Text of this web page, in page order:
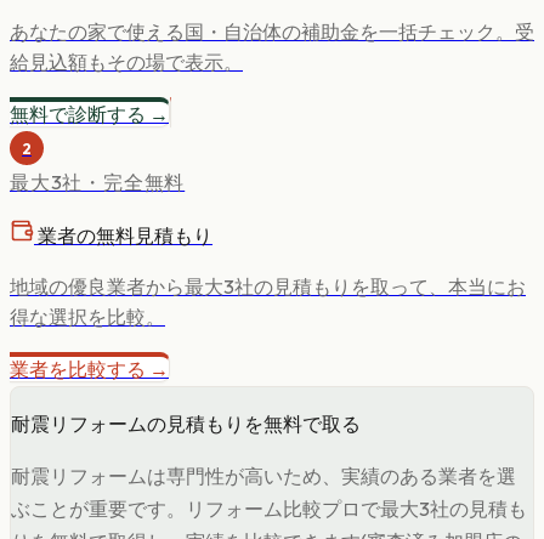
あなたの家で使える国・自治体の補助金を一括チェック。受
給見込額もその場で表示。
無料で診断する →
2
最大3社・完全無料
業者の無料見積もり
地域の優良業者から最大3社の見積もりを取って、本当にお
得な選択を比較。
業者を比較する →
耐震リフォームの見積もりを無料で取る
耐震リフォームは専門性が高いため、実績のある業者を選
ぶことが重要です。リフォーム比較プロで最大3社の見積も